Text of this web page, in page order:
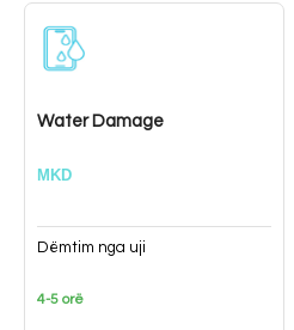
Water Damage
MKD
Dëmtim nga uji
4-5 orë